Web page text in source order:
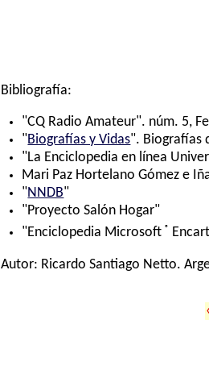
Bibliografía:
"CQ Radio Amateur". núm. 5,
"Biografías y Vidas". Biografías
"La Enciclopedia en línea
Mari Paz Hortelano Gómez e
"NNDB"
"Proyecto Salón Hogar"
"Enciclopedia Microsoft ®
Autor: Ricardo Santiago Netto.
‹